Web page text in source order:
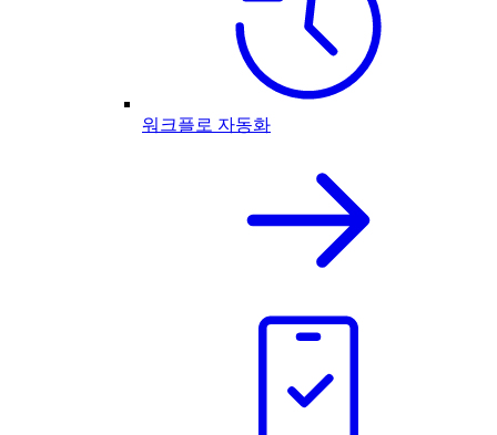
워크플로 자동화